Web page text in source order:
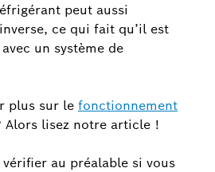
peut aussi
ce qui fait qu’il est
un système de
plus sur le fonctionnement
Alors lisez notre article !
au préalable si vous